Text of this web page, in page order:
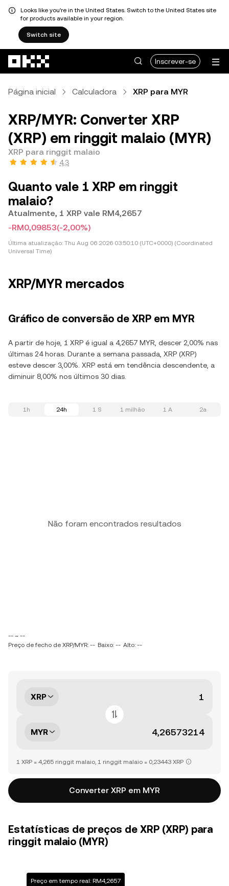
Looks like you're in the United States. Switch to the United States site
for products available in your region.
Switch site
Inscrever-se
Página inicial Calculadora XRP para MYR
XRP/MYR: Converter XRP
(XRP) em ringgit malaio (MYR)
XRP para ringgit malaio
4,3
Quanto vale 1 XRP em ringgit
malaio?
Atualmente, 1 XRP vale RM4,2657
-RM0,09853(-2,00%)
Última atualização: Thu Aug 06 2026 03:50:10 (UTC+0000) (Coordinated
Universal Time)
XRP/MYR mercados
Gráfico de conversão de XRP em MYR
A partir de hoje, 1 XRP é igual a 4,2657 MYR, descer 2,00% nas
últimas 24 horas. Durante a semana passada, XRP (XRP)
esteve descer 3,00%. XRP está em tendência descendente, a
diminuir 8,00% nos últimos 30 dias.
1h 24h 1 S 1 milhão 1 A 2a
Não foram encontrados resultados
-- ~ --
Preço de fecho de XRP/MYR: -- Baixo: -- Alto: --
XRP
MYR
1 XRP = 4,265 ringgit malaio, 1 ringgit malaio = 0,23443 XRP
Converter XRP em MYR
Estatísticas de preços de XRP (XRP) para
ringgit malaio (MYR)
Preço em tempo real: RM4,2657